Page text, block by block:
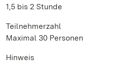
1,5 bis 2 Stunde
Teilnehmerzahl
Maximal 30 Personen
Hinweis